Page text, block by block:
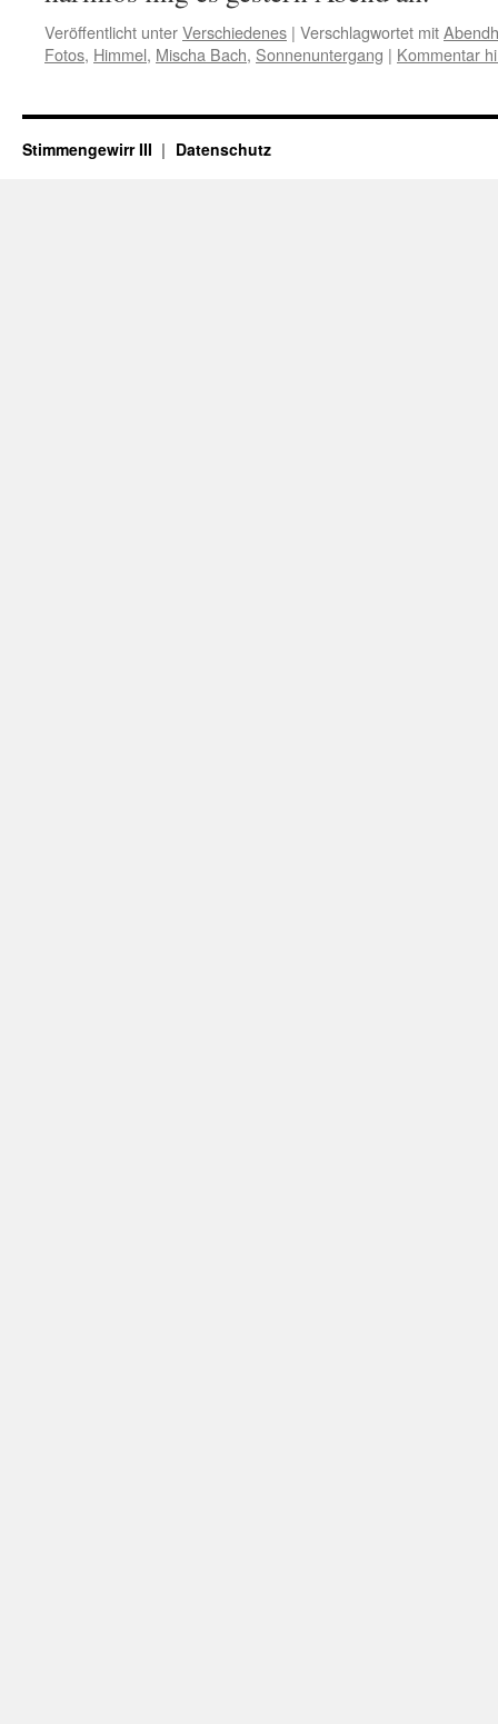
Veröffentlicht unterVerschiedenes | Verschlagwortet mit
Fotos, Himmel, Mischa Bach, Sonnenuntergang | Kommentar
Stimmengewirr III Datenschutz